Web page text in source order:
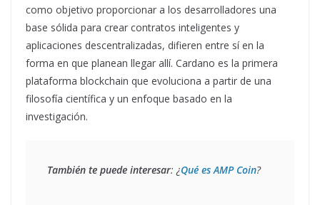
como objetivo proporcionar a los desarrolladores una
base sólida para crear contratos inteligentes y
aplicaciones descentralizadas, difieren entre sí en la
forma en que planean llegar allí. Cardano es la primera
plataforma blockchain que evoluciona a partir de una
filosofía científica y un enfoque basado en la
investigación.
También te puede interesar: ¿Qué es AMP Coin?